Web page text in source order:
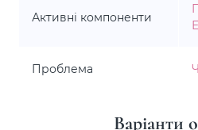
Активні компоненти
Проблема
Варіанти